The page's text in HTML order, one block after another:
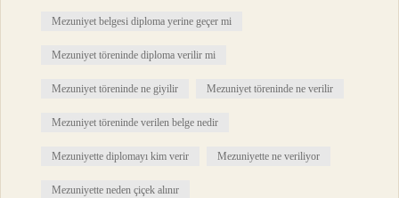
Mezuniyet belgesi diploma yerine geçer mi
Mezuniyet töreninde diploma verilir mi
Mezuniyet töreninde ne giyilir Mezuniyet töreninde ne verilir
Mezuniyet töreninde verilen belge nedir
Mezuniyette diplomayı kim verir Mezuniyette ne veriliyor
Mezuniyette neden çiçek alınır